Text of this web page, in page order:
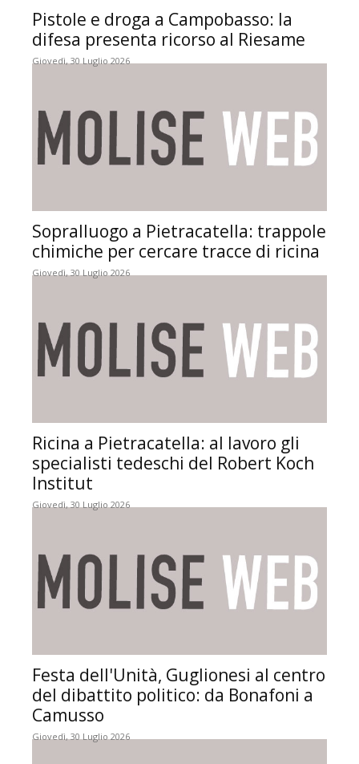
Pistole e droga a Campobasso: la
difesa presenta ricorso al Riesame
Giovedì, 30 Luglio 2026
Sopralluogo a Pietracatella: trappole
chimiche per cercare tracce di ricina
Giovedì, 30 Luglio 2026
Ricina a Pietracatella: al lavoro gli
specialisti tedeschi del Robert Koch
Institut
Giovedì, 30 Luglio 2026
Festa dell'Unità, Guglionesi al centro
del dibattito politico: da Bonafoni a
Camusso
Giovedì, 30 Luglio 2026